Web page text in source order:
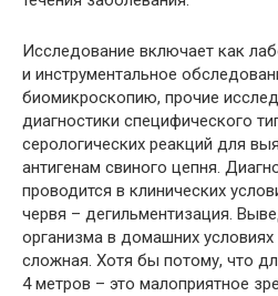
Исследование включает как
и инструментальное
биомикроскопию, прочие
диагностики специфического
серологических реакций для
антигенам свиного цепня.
проводится в клинических
червя – дегильментизация.
организма в домашних
сложная. Хотя бы потому, что
4 метров – это малоприятное